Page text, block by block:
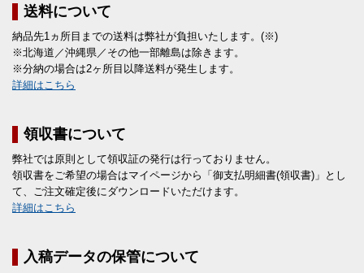
送料について
納品先1ヵ所目までの送料は弊社が負担いたします。(※)
※北海道／沖縄県／その他一部離島は除きます。
※分納の場合は2ヶ所目以降送料が発生します。
詳細はこちら
領収書について
弊社では原則として領収証の発行は行っておりません。
領収書をご希望の場合はマイページから「御支払明細書(領収書)」とし
て、ご注文確定後にダウンロードいただけます。
詳細はこちら
入稿データの保管について